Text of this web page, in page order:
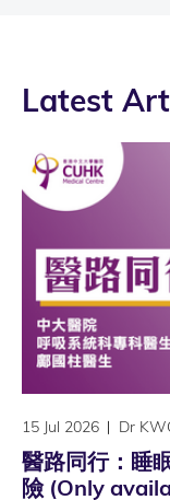
Latest
15 Jul 2026 Dr
醫路同行：睡
險 (Only